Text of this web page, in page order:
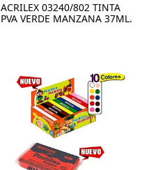
ACRILEX 03240/802 TINTA
PVA VERDE MANZANA 37ML.